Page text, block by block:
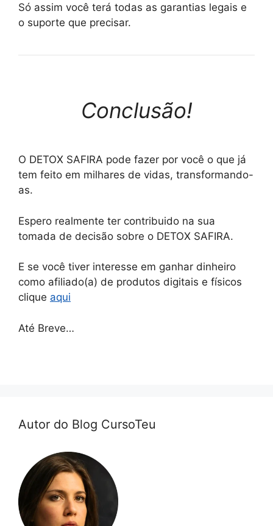
Só assim você terá todas as garantias legais e
o suporte que precisar.
Conclusão!
O DETOX SAFIRA pode fazer por você o que já
tem feito em milhares de vidas, transformando-
as.
Espero realmente ter contribuido na sua
tomada de decisão sobre o DETOX SAFIRA.
E se você tiver interesse em ganhar dinheiro
como afiliado(a) de produtos digitais e físicos
clique aqui
Até Breve…
Autor do Blog CursoTeu